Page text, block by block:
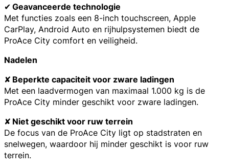
✔Geavanceerde technologie
Met functies zoals een 8-inch touchscreen, Apple
CarPlay, Android Auto en rijhulpsystemen biedt de
ProAce City comfort en veiligheid.
Nadelen
✘ Beperkte capaciteit voor zware ladingen
Met een laadvermogen van maximaal 1.000 kg is de
ProAce City minder geschikt voor zware ladingen.
✘ Niet geschikt voor ruw terrein
De focus van de ProAce City ligt op stadstraten en
snelwegen, waardoor hij minder geschikt is voor ruw
terrein.